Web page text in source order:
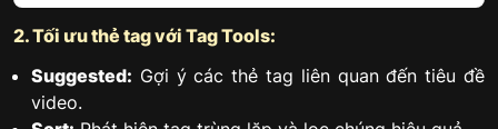
2. Tối ưu thẻ tag với Tag Tools:
Suggested: Gợi ý các thẻ tag liên quan đến tiêu đề
video.